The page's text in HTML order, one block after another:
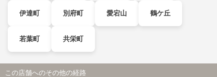
伊達町 別府町 愛宕山 鶴ケ丘
若葉町 共栄町
この店舗へのその他の経路